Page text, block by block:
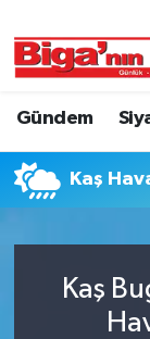
Gündem
Kaş
Kaş
Asayiş
Belde ve
Belediye
Dünya
Çanakkale
Süper Lig
Tüm
Son